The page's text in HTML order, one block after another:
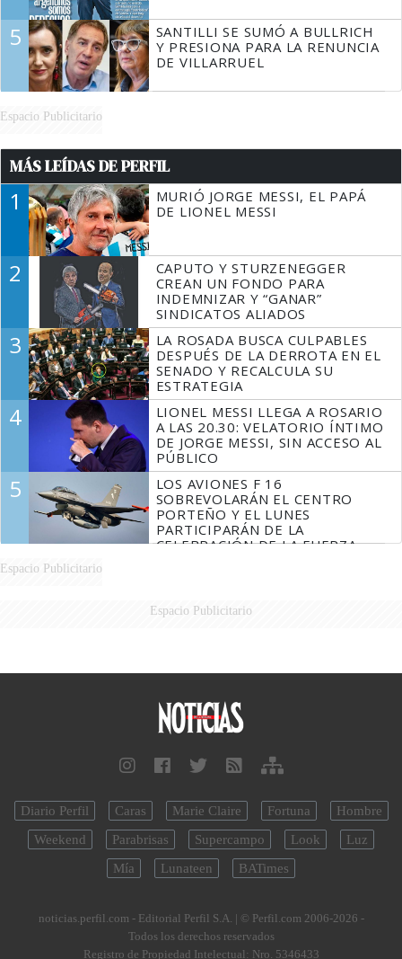
5
SANTILLI SE SUMÓ A BULLRICH
Y PRESIONA PARA LA RENUNCIA
DE VILLARRUEL
Espacio Publicitario
MÁS LEÍDAS DE PERFIL
1
MURIÓ JORGE MESSI, EL PAPÁ
DE LIONEL MESSI
2
CAPUTO Y STURZENEGGER
CREAN UN FONDO PARA
INDEMNIZAR Y “GANAR”
SINDICATOS ALIADOS
3
LA ROSADA BUSCA CULPABLES
DESPUÉS DE LA DERROTA EN EL
SENADO Y RECALCULA SU
ESTRATEGIA
4
LIONEL MESSI LLEGA A ROSARIO
A LAS 20.30: VELATORIO ÍNTIMO
DE JORGE MESSI, SIN ACCESO AL
PÚBLICO
5
LOS AVIONES F 16
SOBREVOLARÁN EL CENTRO
PORTEÑO Y EL LUNES
PARTICIPARÁN DE LA
CELEBRACIÓN DE LA FUERZA
Espacio Publicitario
Espacio Publicitario
Diario Perfil Caras Marie Claire Fortuna
Hombre
Weekend
Parabrisas Supercampo Look
Luz
Mía
Lunateen BATimes
noticias.perfil.com - Editorial Perfil S.A. | © Perfil.com 2006-2026 -
Todos los derechos reservados
Registro de Propiedad Intelectual: Nro. 5346433